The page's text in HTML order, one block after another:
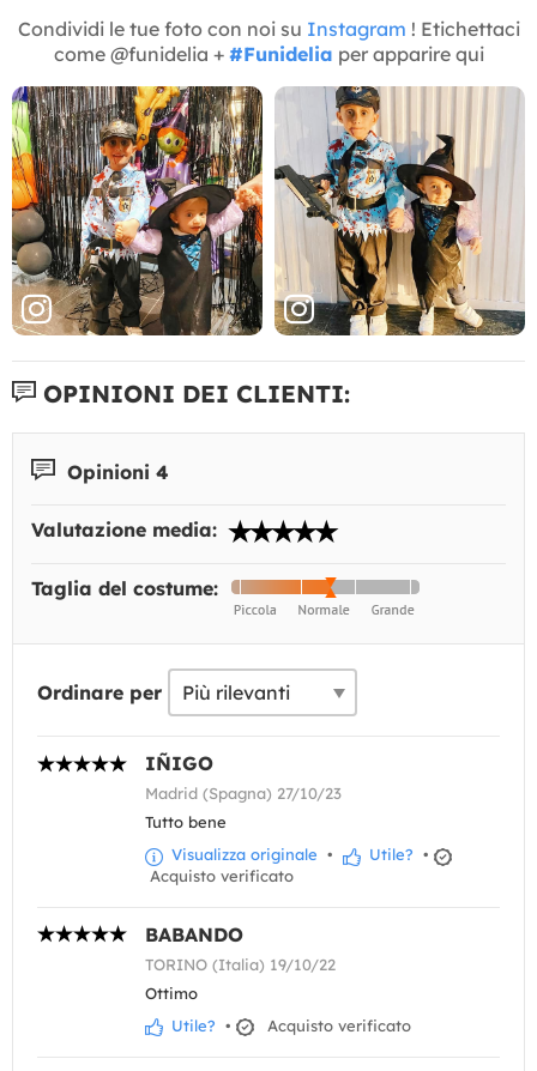
Condividi le tue foto con noi su Instagram ! Etichettaci
come @funidelia + #Funidelia per apparire qui
OPINIONI DEI CLIENTI:
Opinioni 4
Valutazione media:
Taglia del costume:
Ordinare per
IÑIGO
Madrid (Spagna) 27/10/23
Tutto bene
Visualizza originale • Utile? •
Acquisto verificato
BABANDO
TORINO (Italia) 19/10/22
Ottimo
Utile? • Acquisto verificato